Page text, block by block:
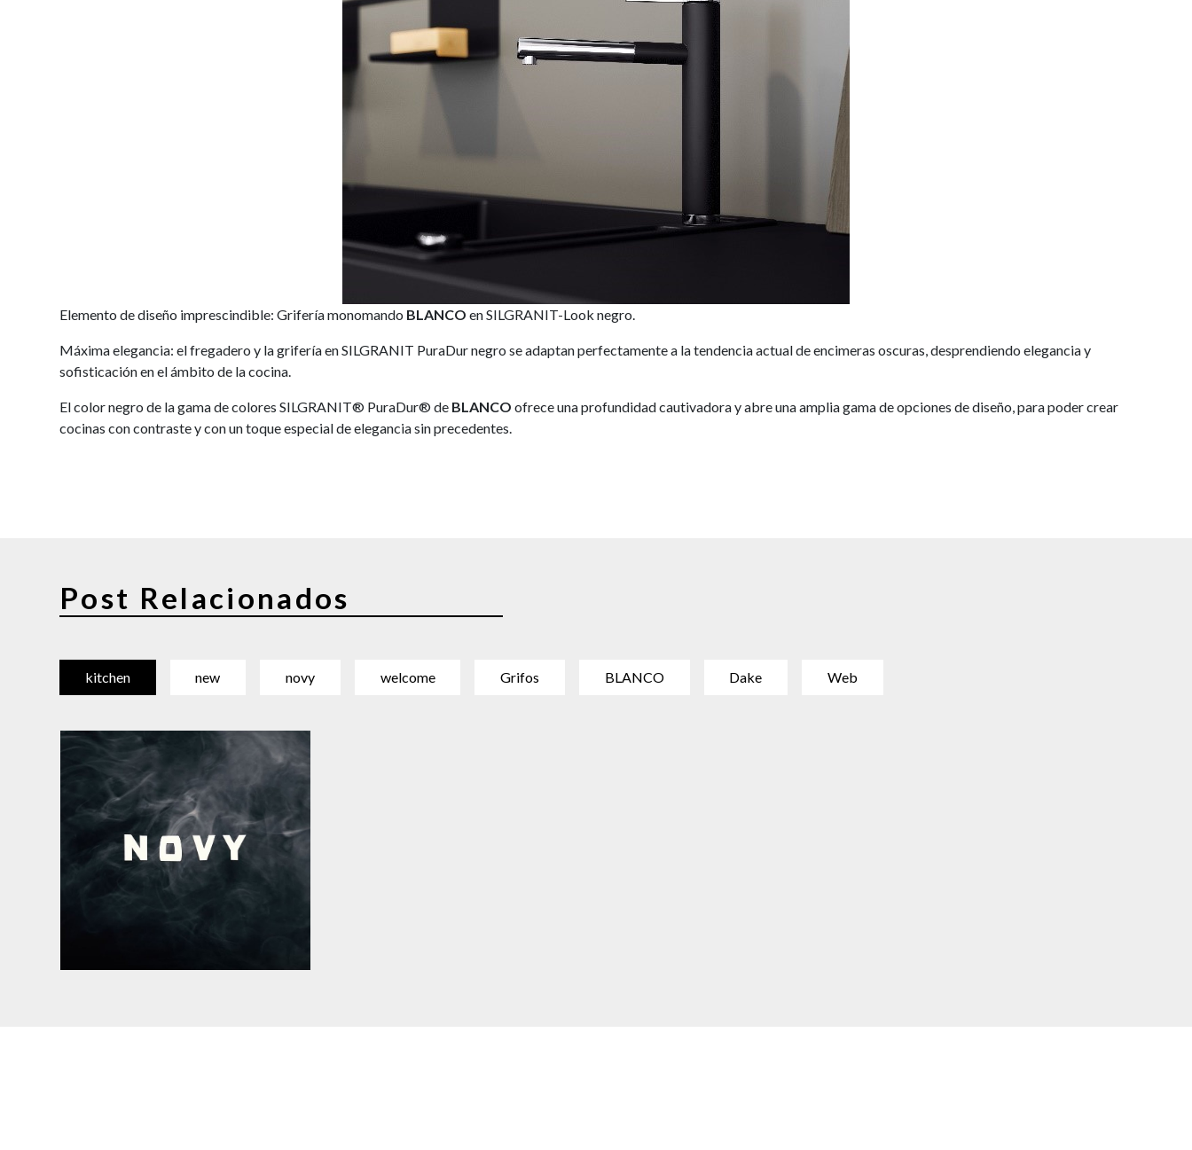
Elemento de diseño imprescindible: Grifería monomando BLANCO en SILGRANIT-Look negro.
Máxima elegancia: el fregadero y la grifería en SILGRANIT PuraDur negro se adaptan perfectamente a la tendencia actual de encimeras oscuras, desprendiendo elegancia y
sofisticación en el ámbito de la cocina.
El color negro de la gama de colores SILGRANIT® PuraDur® de BLANCO ofrece una profundidad cautivadora y abre una amplia gama de opciones de diseño, para poder crear
cocinas con contraste y con un toque especial de elegancia sin precedentes.
Post Relacionados
kitchen new novy welcome Grifos BLANCO Dake Web